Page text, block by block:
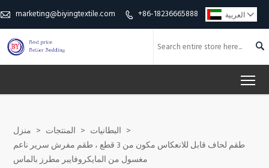
 marketing@biyingtextile.com  +86-18236665888 العربية 

منزل > المنتجات > البطانيات >
طقم لحاف قابل للانعكاس مكون من 3 قطع ، طقم مفرش سرير ناعم
مغسول من المايكروفايبر مطرز بالماس